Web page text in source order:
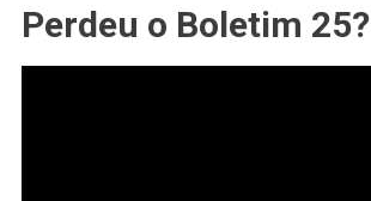
Perdeu o Boletim 25?